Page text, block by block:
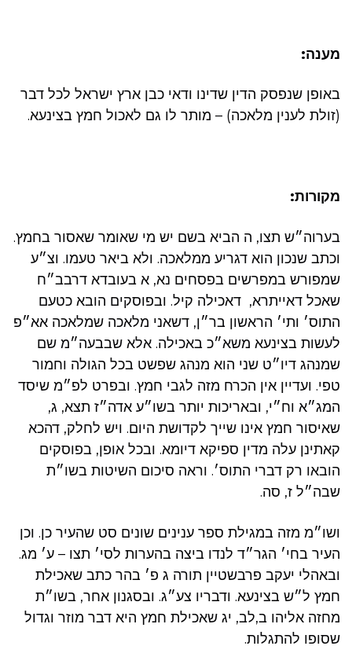
מענה:
באופן שנפסק הדין שדינו ודאי כבן ארץ ישראל לכל דבר
(זולת לענין מלאכה) – מותר לו גם לאכול חמץ בצינעא.
מקורות:
בערוה״ש תצו, ה הביא בשם יש מי שאומר שאסור בחמץ.
וכתב שנכון הוא דגריע ממלאכה. ולא ביאר טעמו. וצ״ע
שמפורש במפרשים בפסחים נא, א בעובדא דרבב״ח
שאכל דאייתרא, דאכילה קיל. ובפוסקים הובא כטעם
התוס׳ ותי׳ הראשון בר״ן, דשאני מלאכה שמלאכה אא״פ
לעשות בצינעא משא״כ באכילה. אלא שבבעה״מ שם
שמנהג דיו״ט שני הוא מנהג שפשט בכל הגולה וחמור
טפי. ועדיין אין הכרח מזה לגבי חמץ. ובפרט לפ״מ שיסד
המג״א וח״י, ובאריכות יותר בשו״ע אדה״ז תצא, ג,
שאיסור חמץ אינו שייך לקדושת היום. ויש לחלק, דהכא
קאתינן עלה מדין ספיקא דיומא. ובכל אופן, בפוסקים
הובאו רק דברי התוס׳. וראה סיכום השיטות בשו״ת
שבה״ל ז, סה.
ושו״מ מזה במגילת ספר ענינים שונים סט שהעיר כן. וכן
העיר בחי׳ הגר״ד לנדו ביצה בהערות לסי׳ תצו – ע׳ מג.
ובאהלי יעקב פרבשטיין תורה ג פ׳ בהר כתב שאכילת
חמץ ל״ש בצינעא. ודבריו צע״ג. ובסגנון אחר, בשו״ת
מחזה אליהו ב,לב, יג שאכילת חמץ היא דבר מוזר וגדול
שסופו להתגלות.